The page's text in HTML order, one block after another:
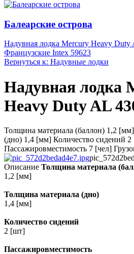
Балеарские острова
Надувная лодка Mercury Heavy Duty
Французские Intex 59623
Вернуться к: Надувные лодки
Надувная лодка
Heavy Duty AL
Толщина материала (баллон) 1,2
(дно) 1,4 [мм] Количество сидений
Пассажировместимость 7 [чел]
Описание Толщина материала
1,2 [мм]
Толщина материала (дно)
1,4 [мм]
Количество сидений
2 [шт]
Пассажировместимость